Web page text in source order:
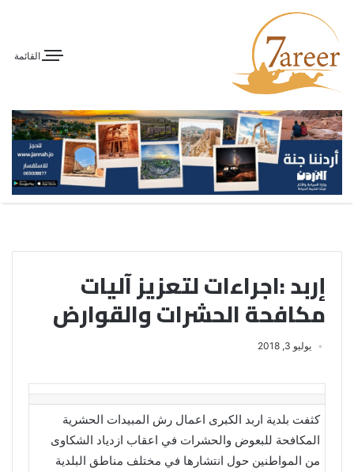
القائمة
إربد :اجراءات لتعزيز آليات
مكافحة الحشرات والقوارض
يوليو 3, 2018
كثفت بلدية اربد الكبرى اعمال رش المبيدات الحشرية
المكافحة للبعوض والحشرات في اعقاب ازدياد الشكاوى
من المواطنين حول انتشارها في مختلف مناطق البلدية